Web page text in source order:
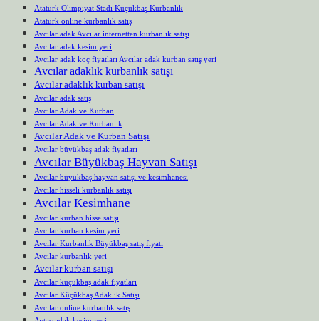
Atatürk Olimpiyat Stadı Küçükbaş Kurbanlık
Atatürk online kurbanlık satış
Avcılar adak Avcılar internetten kurbanlık satışı
Avcılar adak kesim yeri
Avcılar adak koç fiyatları Avcılar adak kurban satış yeri
Avcılar adaklık kurbanlık satışı
Avcılar adaklık kurban satışı
Avcılar adak satış
Avcılar Adak ve Kurban
Avcılar Adak ve Kurbanlık
Avcılar Adak ve Kurban Satışı
Avcılar büyükbaş adak fiyatları
Avcılar Büyükbaş Hayvan Satışı
Avcılar büyükbaş hayvan satışı ve kesimhanesi
Avcılar hisseli kurbanlık satışı
Avcılar Kesimhane
Avcılar kurban hisse satışı
Avcılar kurban kesim yeri
Avcılar Kurbanlık Büyükbaş satış fiyatı
Avcılar kurbanlık yeri
Avcılar kurban satışı
Avcılar küçükbaş adak fiyatları
Avcılar Küçükbaş Adaklık Satışı
Avcılar online kurbanlık satış